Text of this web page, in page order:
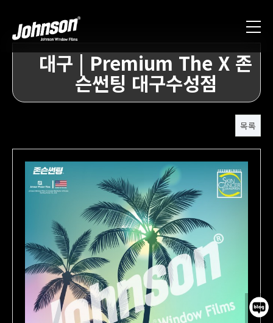
대구 | Premium The X 존
슨썬팅 대구수성점
목록